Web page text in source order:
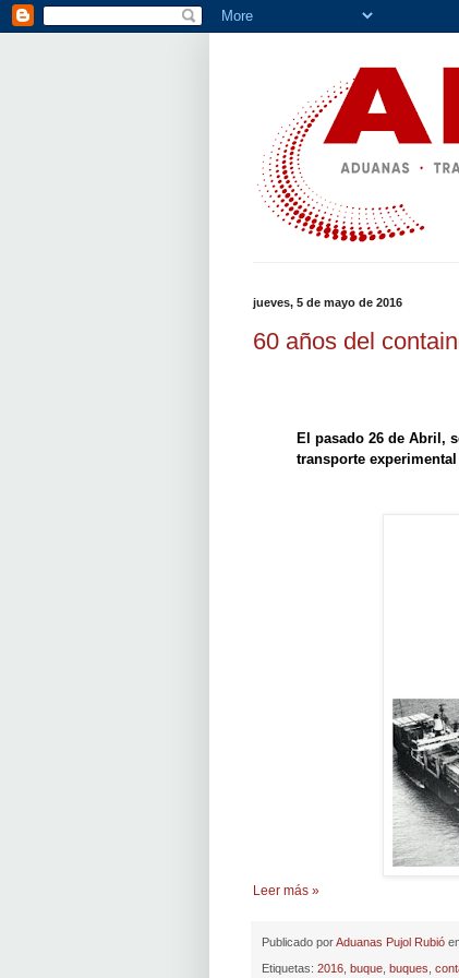
jueves, 5 de mayo de 2016
60 años del
El pasado 26 de Abril,
transporte
Leer más »
Publicado porAduanas Pujol Rubió
Etiquetas: 2016, buque, buques,